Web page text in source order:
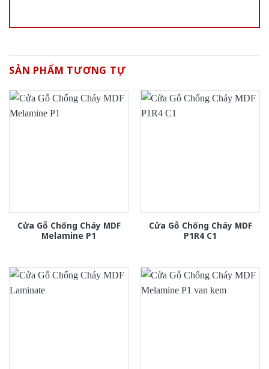
SẢN PHẨM TƯƠNG TỰ
Cửa Gỗ Chống Cháy MDF
Melamine P1
Cửa Gỗ Chống Cháy MDF
P1R4 C1